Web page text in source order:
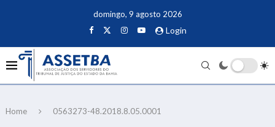
domingo, 9 agosto 2026
Login
Home 0563273-48.2018.8.05.0001